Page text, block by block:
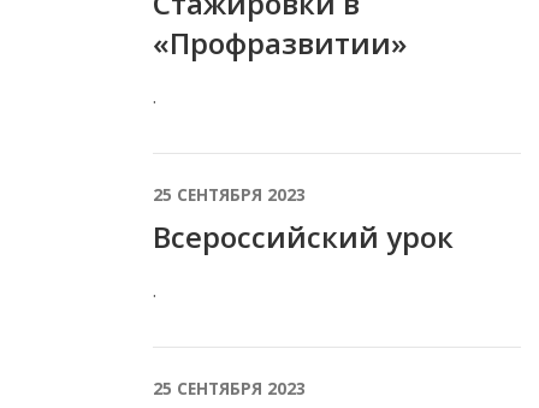
«Профразвитии»
.
25 СЕНТЯБРЯ 2023
Всероссийский урок
.
25 СЕНТЯБРЯ 2023